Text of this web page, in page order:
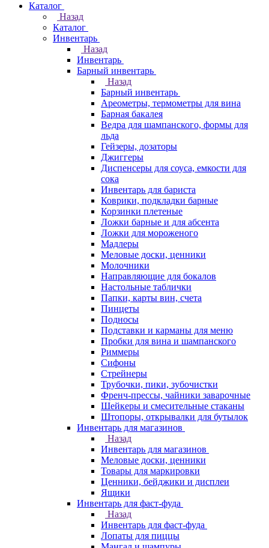
Каталог
Назад
Каталог
Инвентарь
Назад
Инвентарь
Барный инвентарь
Назад
Барный инвентарь
Ареометры, термометры для вина
Барная бакалея
Ведра для шампанского, формы для
льда
Гейзеры, дозаторы
Джиггеры
Диспенсеры для соуса, емкости для
сока
Инвентарь для бариста
Коврики, подкладки барные
Корзинки плетеные
Ложки барные и для абсента
Ложки для мороженого
Мадлеры
Меловые доски, ценники
Молочники
Направляющие для бокалов
Настольные таблички
Папки, карты вин, счета
Пинцеты
Подносы
Подставки и карманы для меню
Пробки для вина и шампанского
Риммеры
Сифоны
Стрейнеры
Трубочки, пики, зубочистки
Френч-прессы, чайники заварочные
Шейкеры и смесительные стаканы
Штопоры, открывалки для бутылок
Инвентарь для магазинов
Назад
Инвентарь для магазинов
Меловые доски, ценники
Товары для маркировки
Ценники, бейджики и дисплеи
Ящики
Инвентарь для фаст-фуда
Назад
Инвентарь для фаст-фуда
Лопаты для пиццы